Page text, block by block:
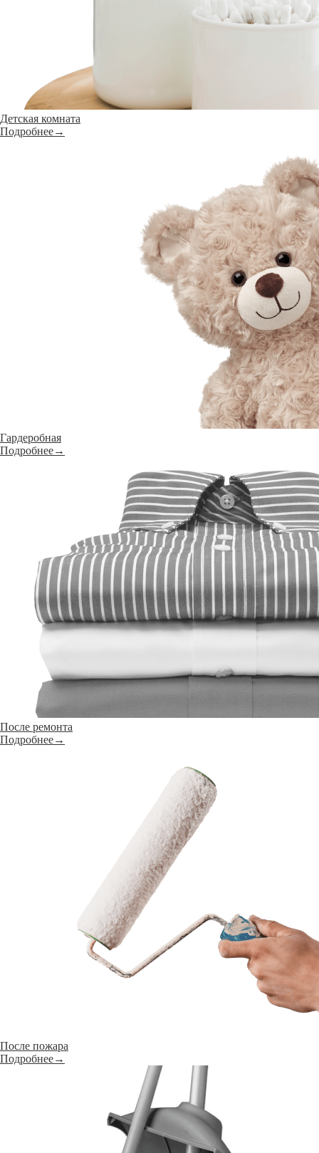
Детская комната
Подробнее→
Гардеробная
Подробнее→
После ремонта
Подробнее→
После пожара
Подробнее→